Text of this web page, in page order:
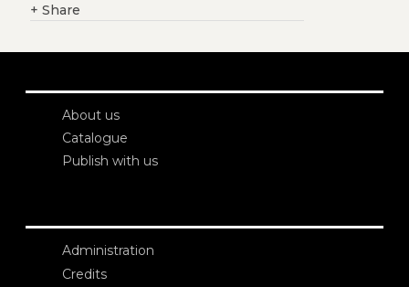
+ Share
About us
Catalogue
Publish with us
Administration
Credits